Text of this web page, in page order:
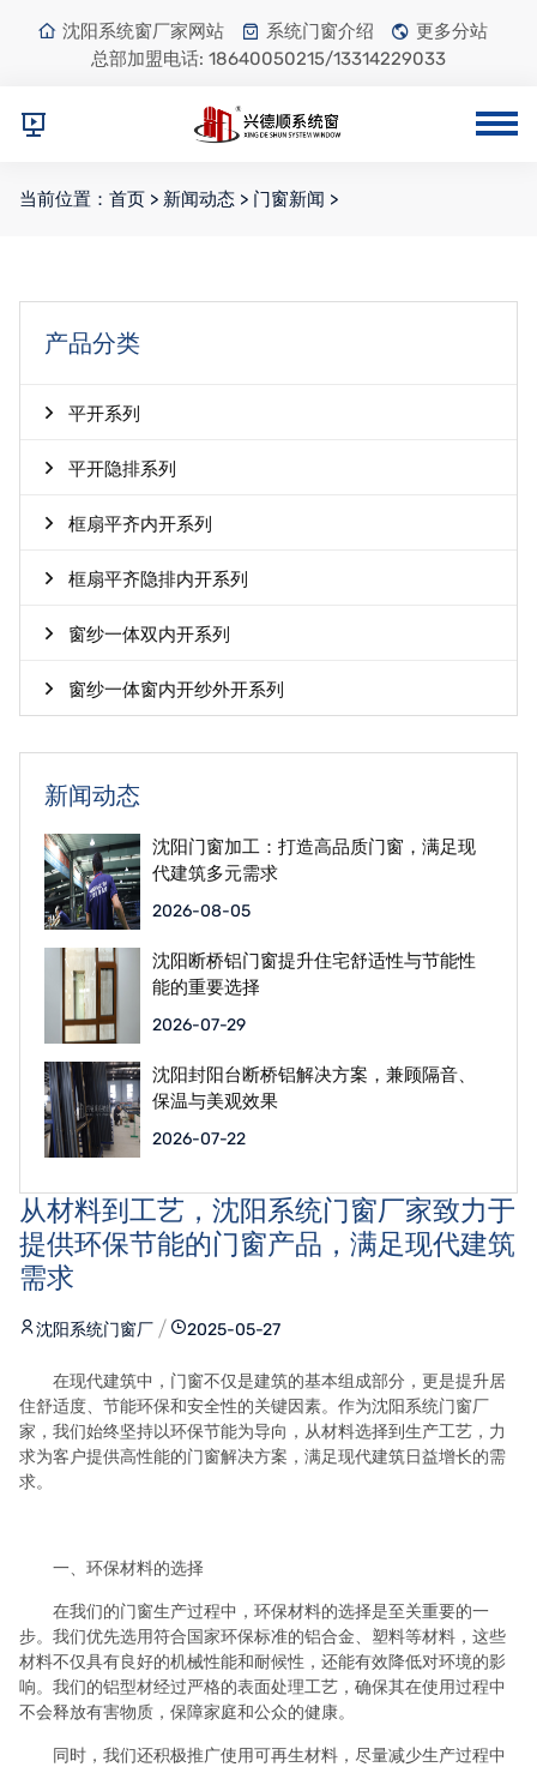
沈阳系统窗厂家网站 系统门窗介绍
更多分站
总部加盟电话: 18640050215/13314229033
当前位置： 首页 > 新闻动态 > 门窗新闻 >
产品分类
平开系列
平开隐排系列
框扇平齐内开系列
框扇平齐隐排内开系列
窗纱一体双内开系列
窗纱一体窗内开纱外开系列
新闻动态
沈阳门窗加工：打造高品质门窗，满足现
代建筑多元需求
2026-08-05
沈阳断桥铝门窗提升住宅舒适性与节能性
能的重要选择
2026-07-29
沈阳封阳台断桥铝解决方案，兼顾隔音、
保温与美观效果
2026-07-22
从材料到工艺，沈阳系统门窗厂家致力于
提供环保节能的门窗产品，满足现代建筑
需求
沈阳系统门窗厂 2025-05-27
在现代建筑中，门窗不仅是建筑的基本组成部分，更是提升居
住舒适度、节能环保和安全性的关键因素。作为沈阳系统门窗厂
家，我们始终坚持以环保节能为导向，从材料选择到生产工艺，力
求为客户提供高性能的门窗解决方案，满足现代建筑日益增长的需
求。
一、环保材料的选择
在我们的门窗生产过程中，环保材料的选择是至关重要的一
步。我们优先选用符合国家环保标准的铝合金、塑料等材料，这些
材料不仅具有良好的机械性能和耐候性，还能有效降低对环境的影
响。我们的铝型材经过严格的表面处理工艺，确保其在使用过程中
不会释放有害物质，保障家庭和公众的健康。
同时，我们还积极推广使用可再生材料，尽量减少生产过程中